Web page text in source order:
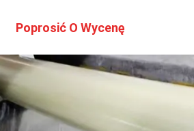
Poprosić O Wycenę